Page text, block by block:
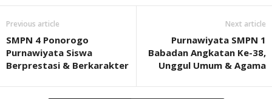
Previous article
SMPN 4 Ponorogo
Purnawiyata Siswa
Berprestasi & Berkarakter
Next article
Purnawiyata SMPN 1
Babadan Angkatan Ke-38,
Unggul Umum & Agama